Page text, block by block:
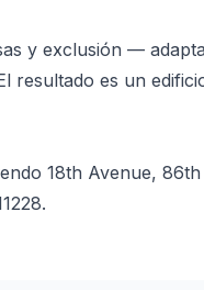
y exclusión —
resultado es un
18th Avenue, 86th